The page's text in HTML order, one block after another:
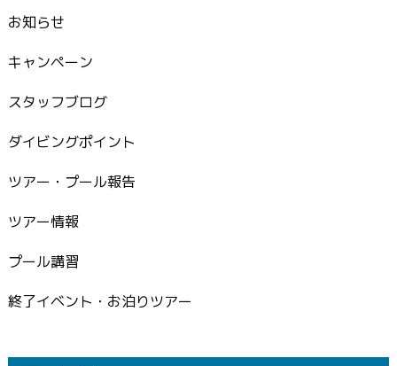
お知らせ
キャンペーン
スタッフブログ
ダイビングポイント
ツアー・プール報告
ツアー情報
プール講習
終了イベント・お泊りツアー